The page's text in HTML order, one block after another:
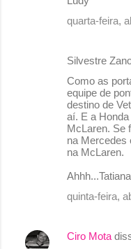
quarta-feira,
Silvestre
Como as
equipe de
destino de
aí. E a
McLaren. Se
na Mercedes
na McLaren.
quinta-feira,
Ciro Mota